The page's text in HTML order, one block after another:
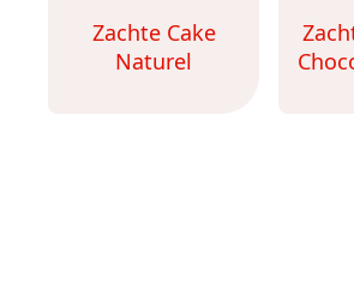
Zachte Cake
Naturel